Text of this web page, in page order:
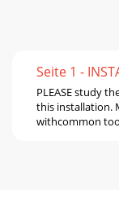
Seite 1 -
PLEASE study
this installation.
withcommon